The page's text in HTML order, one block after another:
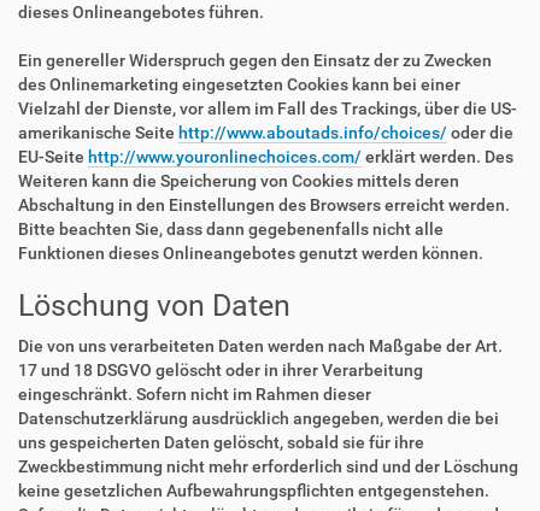
dieses Onlineangebotes führen.
Ein genereller Widerspruch gegen den Einsatz der zu Zwecken
des Onlinemarketing eingesetzten Cookies kann bei einer
Vielzahl der Dienste, vor allem im Fall des Trackings, über die US-
amerikanische Seite http://www.aboutads.info/choices/ oder die
EU-Seite http://www.youronlinechoices.com/ erklärt werden. Des
Weiteren kann die Speicherung von Cookies mittels deren
Abschaltung in den Einstellungen des Browsers erreicht werden.
Bitte beachten Sie, dass dann gegebenenfalls nicht alle
Funktionen dieses Onlineangebotes genutzt werden können.
Löschung von Daten
Die von uns verarbeiteten Daten werden nach Maßgabe der Art.
17 und 18 DSGVO gelöscht oder in ihrer Verarbeitung
eingeschränkt. Sofern nicht im Rahmen dieser
Datenschutzerklärung ausdrücklich angegeben, werden die bei
uns gespeicherten Daten gelöscht, sobald sie für ihre
Zweckbestimmung nicht mehr erforderlich sind und der Löschung
keine gesetzlichen Aufbewahrungspflichten entgegenstehen.